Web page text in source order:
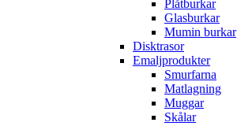
Plåtburkar
Glasburkar
Mumin burkar
Disktrasor
Emaljprodukter
Smurfarna
Matlagning
Muggar
Skålar